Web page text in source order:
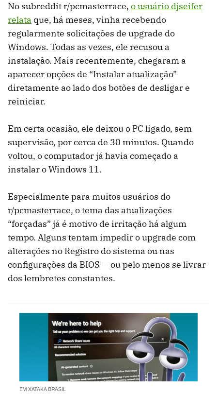
No subreddit r/pcmasterrace, o usuário djseifer
relata que, há meses, vinha recebendo
regularmente solicitações de upgrade do
Windows. Todas as vezes, ele recusou a
instalação. Mais recentemente, chegaram a
aparecer opções de “Instalar atualização”
diretamente ao lado dos botões de desligar e
reiniciar.
Em certa ocasião, ele deixou o PC ligado, sem
supervisão, por cerca de 30 minutos. Quando
voltou, o computador já havia começado a
instalar o Windows 11.
Especialmente para muitos usuários do
r/pcmasterrace, o tema das atualizações
“forçadas” já é motivo de irritação há algum
tempo. Alguns tentam impedir o upgrade com
alterações no Registro do sistema ou nas
configurações da BIOS — ou pelo menos se livrar
dos lembretes constantes.
EM XATAKA BRASIL